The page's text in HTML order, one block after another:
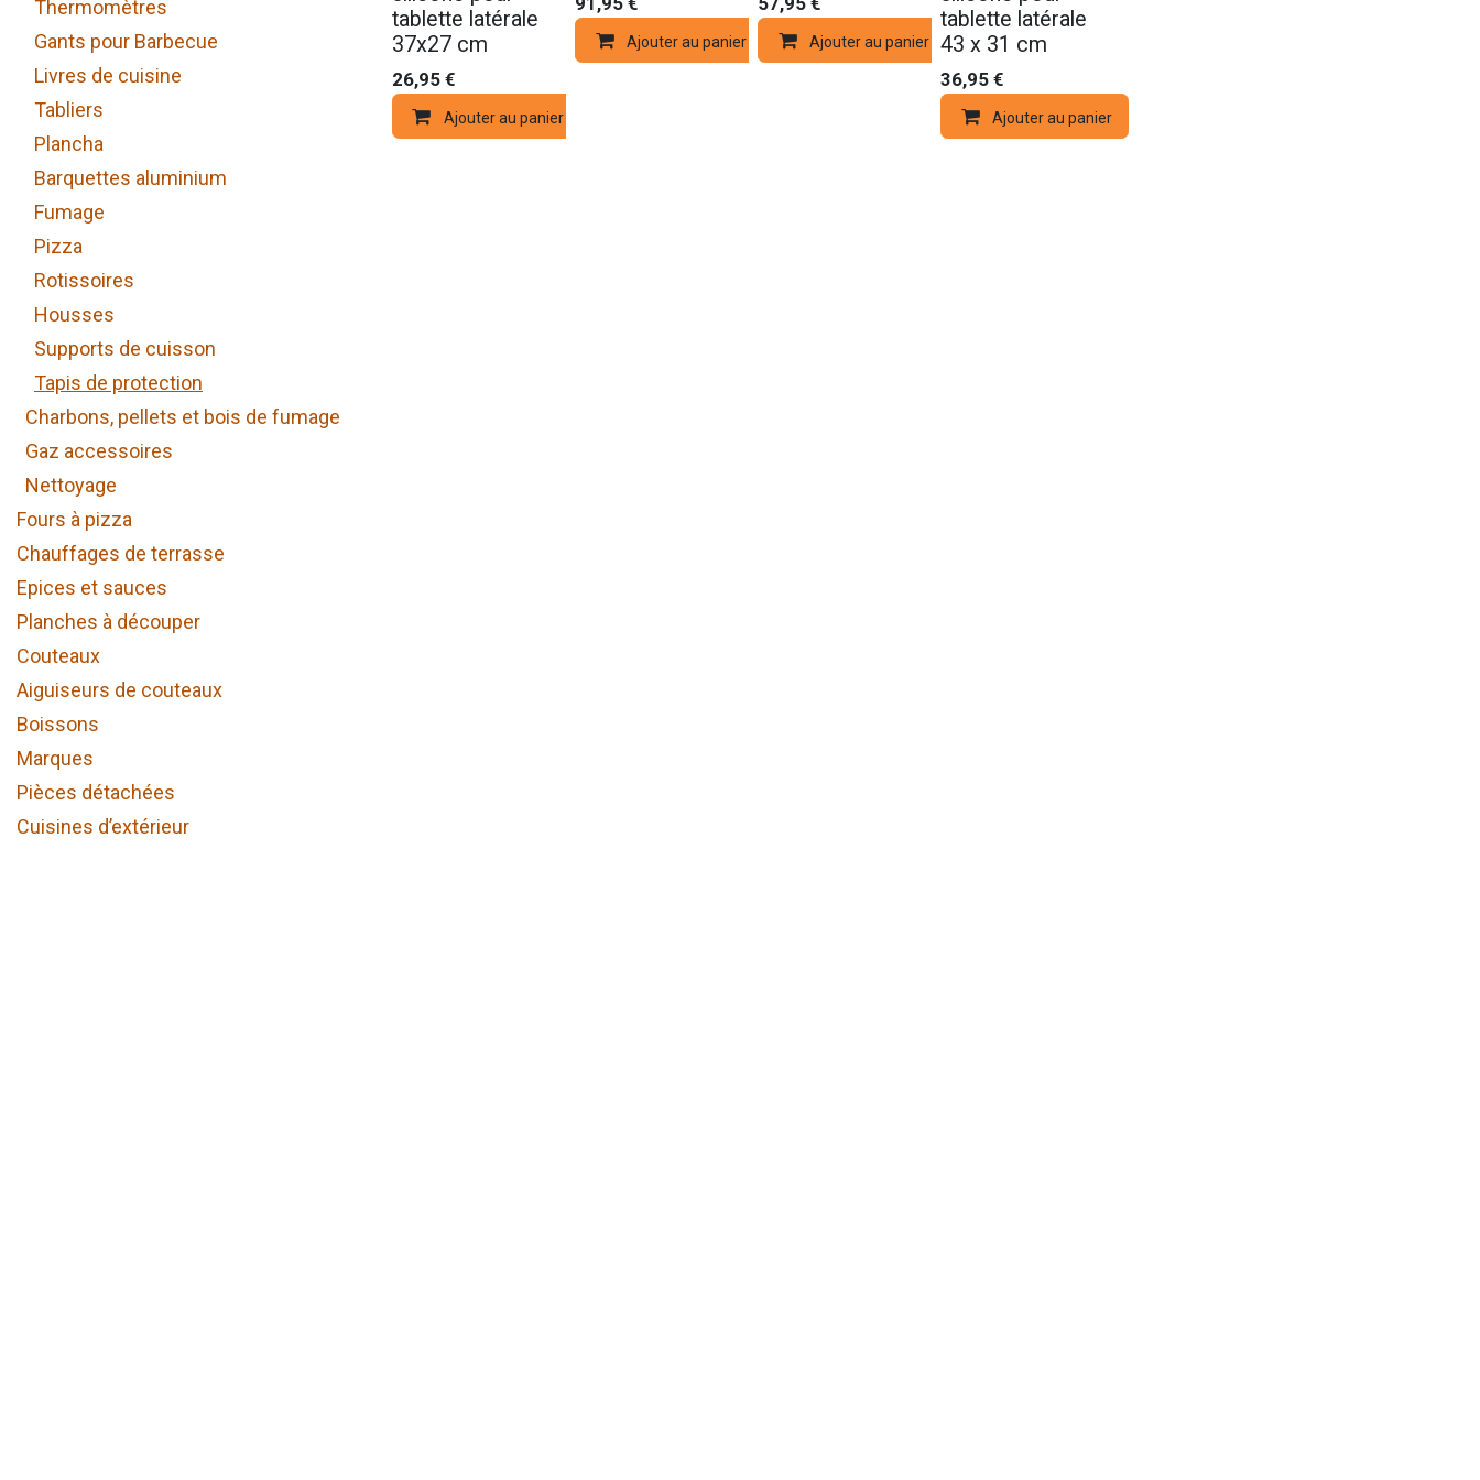
Thermomètres
Gants pour Barbecue
Livres de cuisine
Tabliers
Plancha
Barquettes aluminium
Fumage
Pizza
Rotissoires
Housses
Supports de cuisson
Tapis de protection
Charbons, pellets et bois de fumage
Gaz accessoires
Nettoyage
Fours à pizza
Chauffages de terrasse
Epices et sauces
Planches à découper
Couteaux
Aiguiseurs de couteaux
Boissons
Marques
Pièces détachées
Cuisines d’extérieur
tablette latérale
37x27 cm
26,95 €
Ajouter au panier
Ajouter au panier Ajouter au panier
tablette latérale
43 x 31 cm
36,95 €
Ajouter au panier